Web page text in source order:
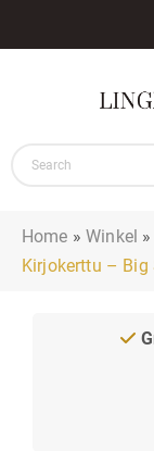
Home »Winkel »
Kirjokerttu – Big